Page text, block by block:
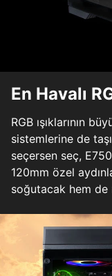
En Havalı
RGB ışıklarının
sistemlerine de
seçersen seç,
120mm özel
soğutacak hem de